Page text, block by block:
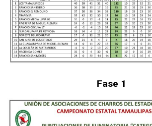
Fase 1